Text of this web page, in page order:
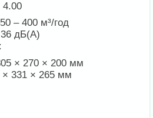
4.00
– 400 м³/год
дБ(А)
× 270 × 200 мм
× 331 × 265 мм